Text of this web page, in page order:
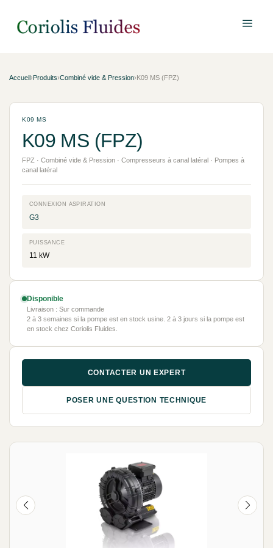
Accueil›Produits›Combiné vide & Pression›K09 MS (FPZ)
K09 MS
K09 MS (FPZ)
FPZ · Combiné vide & Pression · Compresseurs à canal latéral · Pompes à
canal latéral
CONNEXION ASPIRATION
G3
PUISSANCE
11 kW
Disponible
Livraison : Sur commande
2 à 3 semaines si la pompe est en stock usine. 2 à 3 jours si la pompe est
en stock chez Coriolis Fluides.
CONTACTER UN EXPERT
POSER UNE QUESTION TECHNIQUE